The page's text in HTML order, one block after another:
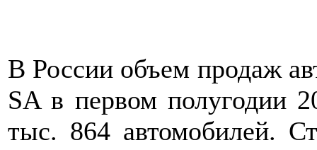
В России объем продаж
SA в первом полугодии
тыс. 864 автомобилей.